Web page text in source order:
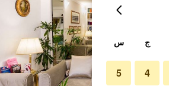
ج س
4
5